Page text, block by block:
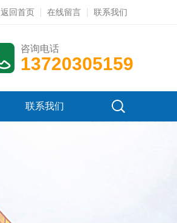
返回首页 在线留言 联系我们
咨询电话
13720305159
联系我们